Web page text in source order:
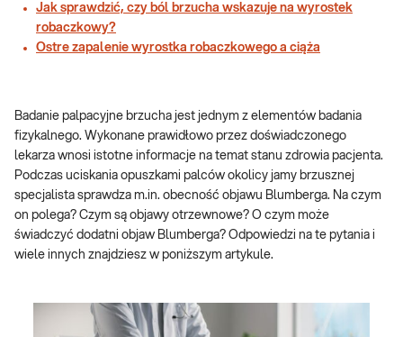
Jak sprawdzić, czy ból brzucha wskazuje na wyrostek
robaczkowy?
Ostre zapalenie wyrostka robaczkowego a ciąża
Badanie palpacyjne brzucha jest jednym z elementów badania
fizykalnego. Wykonane prawidłowo przez doświadczonego
lekarza wnosi istotne informacje na temat stanu zdrowia pacjenta.
Podczas uciskania opuszkami palców okolicy jamy brzusznej
specjalista sprawdza m.in. obecność objawu Blumberga. Na czym
on polega? Czym są objawy otrzewnowe? O czym może
świadczyć dodatni objaw Blumberga? Odpowiedzi na te pytania i
wiele innych znajdziesz w poniższym artykule.